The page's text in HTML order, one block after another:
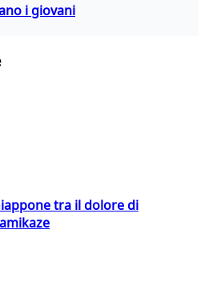
i giovani
tra il dolore di